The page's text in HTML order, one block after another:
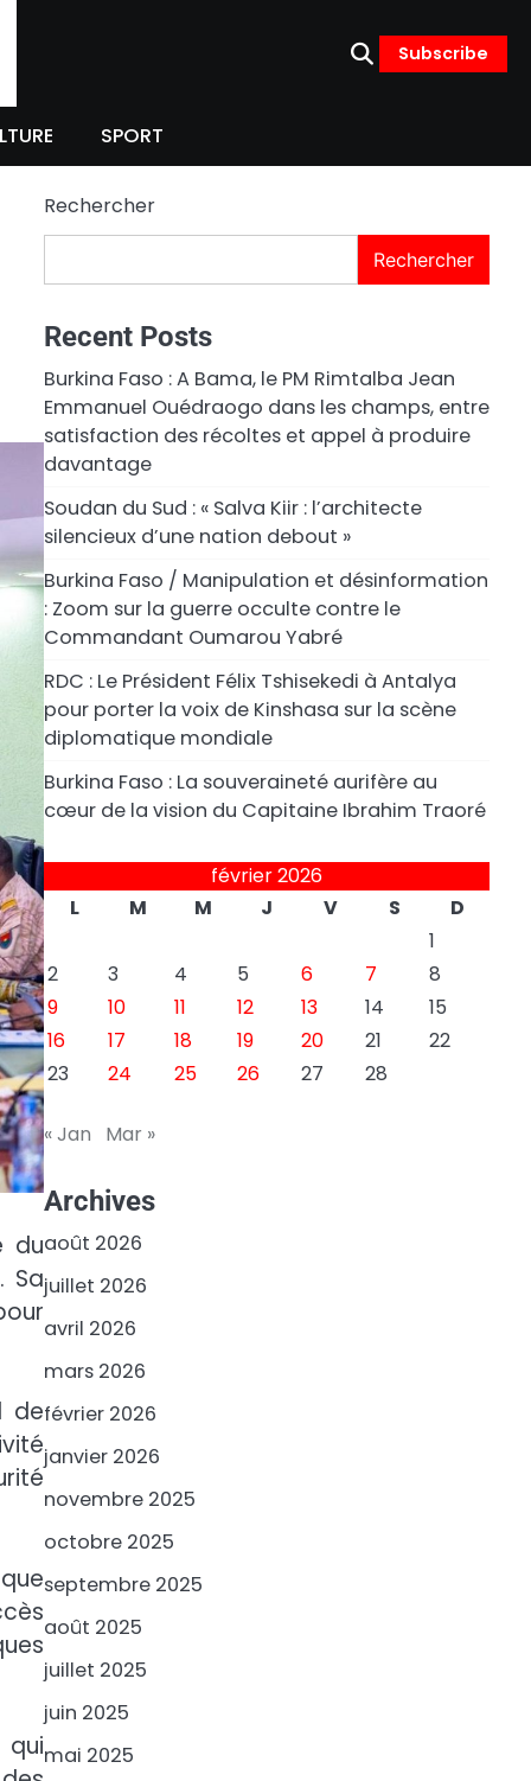
Subscribe
SPORT
du
Sa
de
Rechercher
Rechercher
Recent Posts
Burkina Faso : A Bama, le PM Rimtalba Jean
Emmanuel Ouédraogo dans les champs, entre
satisfaction des récoltes et appel à produire
davantage
Soudan du Sud : « Salva Kiir : l’architecte
silencieux d’une nation debout »
Burkina Faso / Manipulation et désinformation
: Zoom sur la guerre occulte contre le
Commandant Oumarou Yabré
RDC : Le Président Félix Tshisekedi à Antalya
pour porter la voix de Kinshasa sur la scène
diplomatique mondiale
Burkina Faso : La souveraineté aurifère au
cœur de la vision du Capitaine Ibrahim Traoré
février 2026
L
M M J V S
D
1
2
3 4 5 6 7
8
9
10 11 12 13 14
15
16
17 18 19 20 21
22
23
24 25 26 27 28
« Jan Mar »
Archives
août 2026
juillet 2026
avril 2026
mars 2026
février 2026
janvier 2026
novembre 2025
octobre 2025
septembre 2025
août 2025
juillet 2025
juin 2025
mai 2025